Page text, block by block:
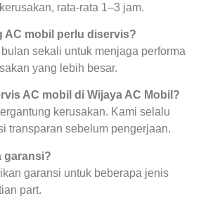
rata-rata 1–3 jam.
AC mobil perlu diservis?
sekali untuk menjaga performa
yang lebih besar.
AC mobil di Wijaya AC Mobil?
kerusakan. Kami selalu
transparan sebelum pengerjaan.
garansi?
garansi untuk beberapa jenis
part.